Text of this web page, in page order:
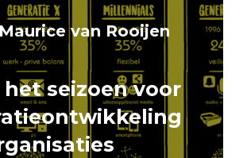
Maurice van Rooijen
het seizoen voor